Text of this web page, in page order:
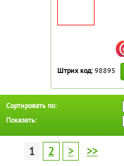
Штрих код: 98895
Сортировать по:
Показать:
1 2 > >>